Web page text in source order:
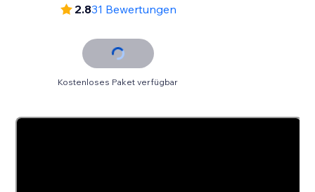
2.831 Bewertungen
Kostenloses Paket verfügbar